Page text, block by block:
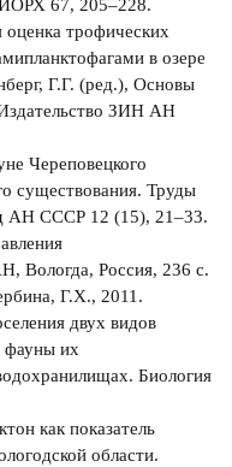
67, 205–228.
трофических
в озере
Г.Г. (ред.), Основы
ЗИН АН
Череповецкого
существования. Труды
АН СССР 12 (15), 21–33.
Вологда, Россия, 236 с.
Г.Х., 2011.
двух видов
фауны их
Биология
как показатель
области.